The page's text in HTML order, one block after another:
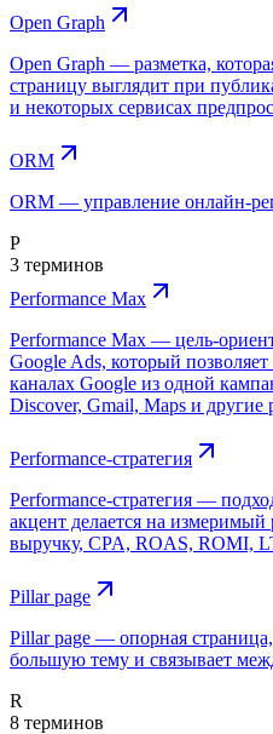
Open Graph
Open Graph — разметка,
страницу выглядит при
и некоторых сервисах
ORM
ORM — управление онлайн-
P
3 терминов
Performance Max
Performance Max — цель-
Google Ads, который
каналах Google из одной
Discover, Gmail, Maps и другие
Performance-стратегия
Performance-стратегия —
акцент делается на измеримый
выручку, CPA, ROAS, ROMI,
Pillar page
Pillar page — опорная
большую тему и связывает
R
8 терминов